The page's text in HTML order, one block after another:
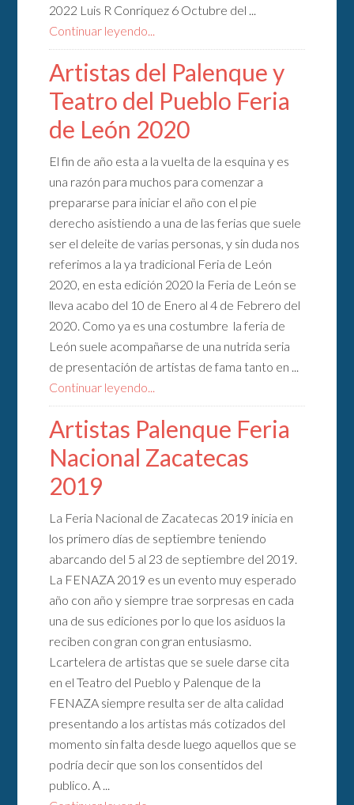
2022 Luis R Conriquez 6 Octubre del ...
Continuar leyendo...
Artistas del Palenque y
Teatro del Pueblo Feria
de León 2020
El fin de año esta a la vuelta de la esquina y es
una razón para muchos para comenzar a
prepararse para iniciar el año con el pie
derecho asistiendo a una de las ferias que suele
ser el deleite de varias personas, y sin duda nos
referimos a la ya tradicional Feria de León
2020, en esta edición 2020 la Feria de León se
lleva acabo del 10 de Enero al 4 de Febrero del
2020. Como ya es una costumbre la feria de
León suele acompañarse de una nutrida seria
de presentación de artistas de fama tanto en ...
Continuar leyendo...
Artistas Palenque Feria
Nacional Zacatecas
2019
La Feria Nacional de Zacatecas 2019 inicia en
los primero días de septiembre teniendo
abarcando del 5 al 23 de septiembre del 2019.
La FENAZA 2019 es un evento muy esperado
año con año y siempre trae sorpresas en cada
una de sus ediciones por lo que los asiduos la
reciben con gran con gran entusiasmo.
Lcartelera de artistas que se suele darse cita
en el Teatro del Pueblo y Palenque de la
FENAZA siempre resulta ser de alta calidad
presentando a los artistas más cotizados del
momento sin falta desde luego aquellos que se
podría decir que son los consentidos del
publico. A ...